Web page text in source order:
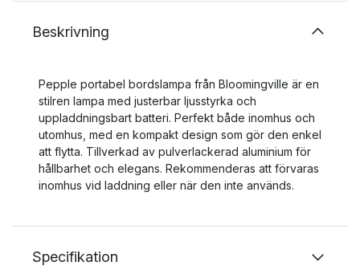
Beskrivning
Pepple portabel bordslampa från Bloomingville är en
stilren lampa med justerbar ljusstyrka och
uppladdningsbart batteri. Perfekt både inomhus och
utomhus, med en kompakt design som gör den enkel
att flytta. Tillverkad av pulverlackerad aluminium för
hållbarhet och elegans. Rekommenderas att förvaras
inomhus vid laddning eller när den inte används.
Specifikation